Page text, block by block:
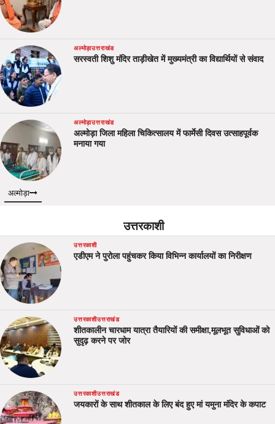
अल्मोड़ाउत्तराखंड
सरस्वती शिशु मंदिर ताड़ीखेत में मुख्यमंत्री का विद्यार्थियों से संवाद
अल्मोड़ाउत्तराखंड
अल्मोड़ा जिला महिला चिकित्सालय में फार्मेसी दिवस उत्साहपूर्वक
मनाया गया
अल्मोड़ा
उत्तरकाशी
उत्तरकाशी
एडीएम ने पुरोला पहुंचकर किया विभिन्न कार्यालयों का निरीक्षण
उत्तरकाशीउत्तराखंड
शीतकालीन चारधाम यात्रा तैयारियों की समीक्षा,मूलभूत सुविधाओं को
सुदृढ़ करने पर जोर
उत्तरकाशीउत्तराखंड
जयकारों के साथ शीतकाल के लिए बंद हुए मां यमुना मंदिर के कपाट